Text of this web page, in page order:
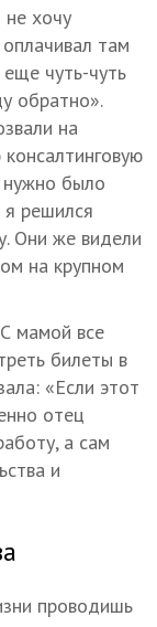
не хочу
там
еще чуть-чуть
обратно».
на
нужно было
я решился
Они же видели
на крупном
мамой все
билеты в
«Если этот
отец
а сам
и
проводишь